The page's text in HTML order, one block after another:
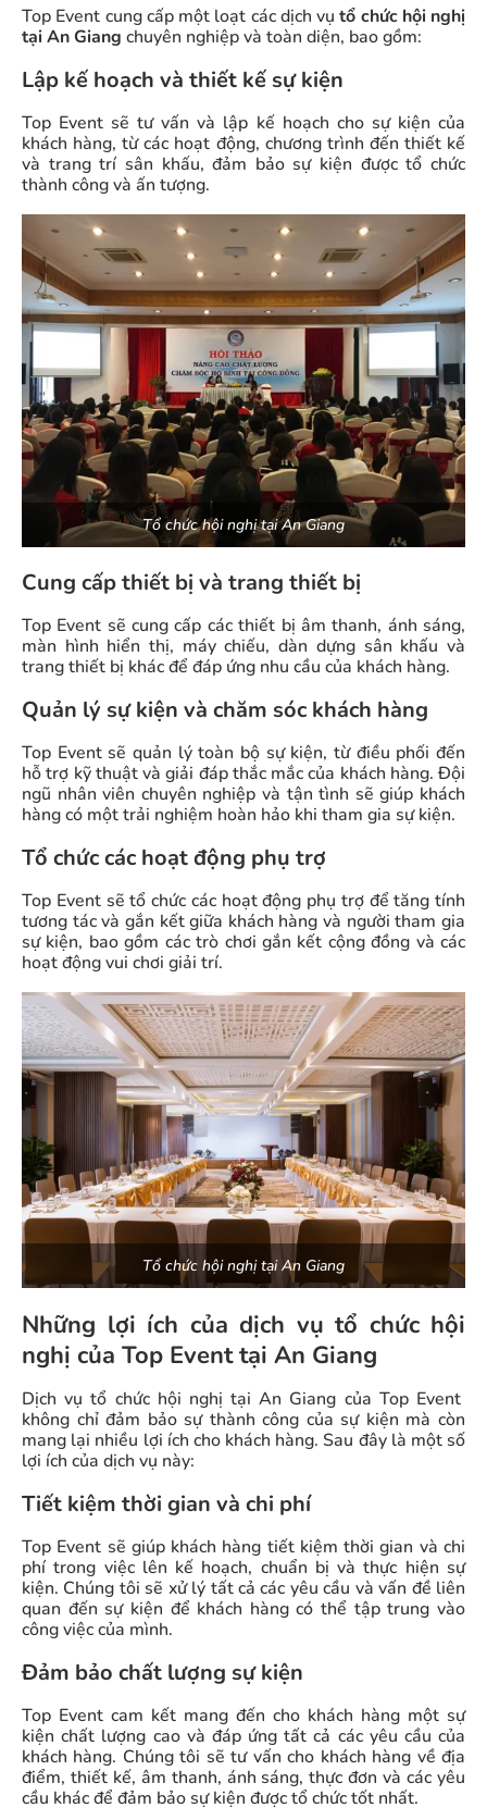
Top Event cung cấp một loạt các dịch vụtổ chức hội nghị
tại An Giang chuyên nghiệp và toàn diện, bao gồm:
Lập kế hoạch và thiết kế sự kiện
Top Event sẽ tư vấn và lập kế hoạch cho sự kiện của
khách hàng, từ các hoạt động, chương trình đến thiết kế
và trang trí sân khấu, đảm bảo sự kiện được tổ chức
thành công và ấn tượng.
Tổ chức hội nghị tại An Giang
Cung cấp thiết bị và trang thiết bị
Top Event sẽ cung cấp các thiết bị âm thanh, ánh sáng,
màn hình hiển thị, máy chiếu, dàn dựng sân khấu và
trang thiết bị khác để đáp ứng nhu cầu của khách hàng.
Quản lý sự kiện và chăm sóc khách hàng
Top Event sẽ quản lý toàn bộ sự kiện, từ điều phối đến
hỗ trợ kỹ thuật và giải đáp thắc mắc của khách hàng. Đội
ngũ nhân viên chuyên nghiệp và tận tình sẽ giúp khách
hàng có một trải nghiệm hoàn hảo khi tham gia sự kiện.
Tổ chức các hoạt động phụ trợ
Top Event sẽ tổ chức các hoạt động phụ trợ để tăng tính
tương tác và gắn kết giữa khách hàng và người tham gia
sự kiện, bao gồm các trò chơi gắn kết cộng đồng và các
hoạt động vui chơi giải trí.
Tổ chức hội nghị tại An Giang
Những lợi ích của dịch vụ tổ chức hội
nghị của Top Event tại An Giang
Dịch vụ tổ chức hội nghị tại An Giang của Top Event
không chỉ đảm bảo sự thành công của sự kiện mà còn
mang lại nhiều lợi ích cho khách hàng. Sau đây là một số
lợi ích của dịch vụ này:
Tiết kiệm thời gian và chi phí
Top Event sẽ giúp khách hàng tiết kiệm thời gian và chi
phí trong việc lên kế hoạch, chuẩn bị và thực hiện sự
kiện. Chúng tôi sẽ xử lý tất cả các yêu cầu và vấn đề liên
quan đến sự kiện để khách hàng có thể tập trung vào
công việc của mình.
Đảm bảo chất lượng sự kiện
Top Event cam kết mang đến cho khách hàng một sự
kiện chất lượng cao và đáp ứng tất cả các yêu cầu của
khách hàng. Chúng tôi sẽ tư vấn cho khách hàng về địa
điểm, thiết kế, âm thanh, ánh sáng, thực đơn và các yêu
cầu khác để đảm bảo sự kiện được tổ chức tốt nhất.